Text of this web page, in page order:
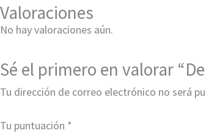
Valoraciones
No hay valoraciones aún.
Sé el primero en valorar
Tu dirección de correo electrónico no será
Tu puntuación *